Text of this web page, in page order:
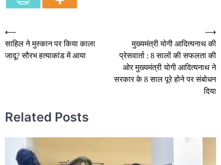
Post
navigation
⟵
साहिल ने मुस्कान पर किया काला
जादू? सौरभ हत्याकांड में आया
मुख्यमंत्री योगी आदित्यनाथ की
प्रेसवार्ता : 8 सालों की सफलता की
ओर मुख्यमंत्री योगी आदित्यनाथ ने
सरकार के 8 साल पूरे होने पर संबोधन
दिया
⟶
Related Posts